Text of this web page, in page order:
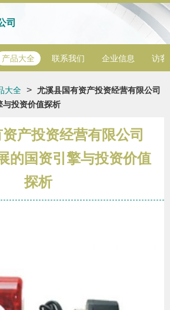
司
产品大全 联系我们 企业信息 访客
大全 > 尤溪县国有资产投资经营有限公司
与投资价值探析
产投资经营有限公司
的国资引擎与投资价值
探析